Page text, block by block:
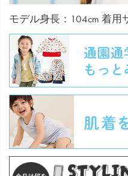
モデル身長：104cm 着用